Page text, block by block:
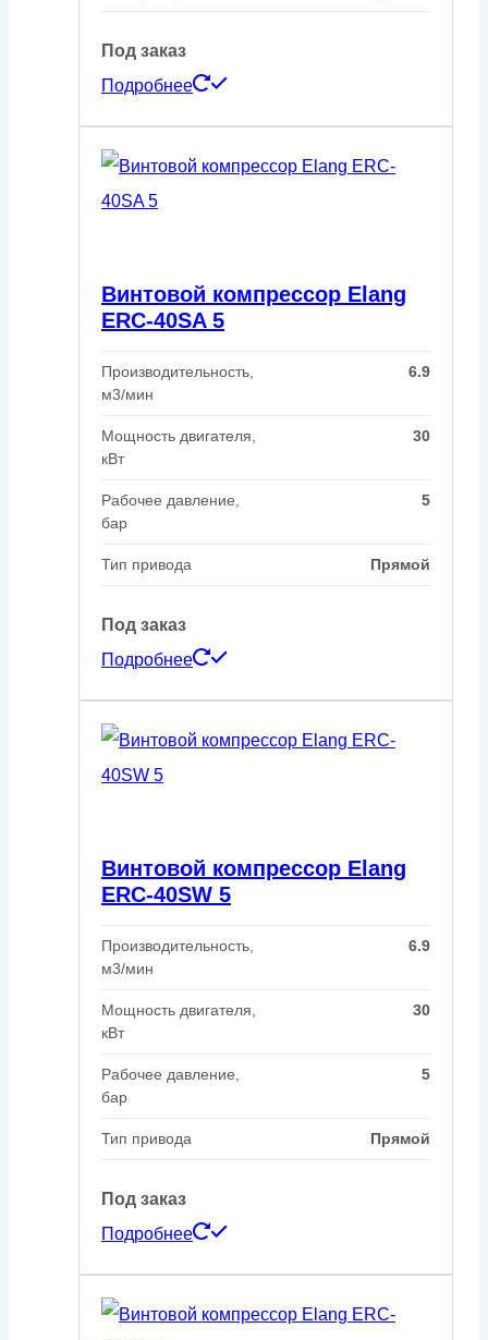
Под заказ
Подробнее
Винтовой компрессор Elang
ERC-40SA 5
Производительность,
м3/мин
6.9
Мощность двигателя,
кВт
30
Рабочее давление,
бар
5
Тип привода Прямой
Под заказ
Подробнее
Винтовой компрессор Elang
ERC-40SW 5
Производительность,
м3/мин
6.9
Мощность двигателя,
кВт
30
Рабочее давление,
бар
5
Тип привода Прямой
Под заказ
Подробнее